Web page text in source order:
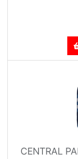
CENTRAL